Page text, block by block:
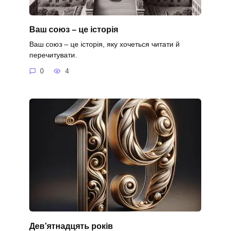
Ваш союз – це історія
Ваш союз – це історія, яку хочеться читати й
перечитувати.
0 4
Дев’ятнадцять років